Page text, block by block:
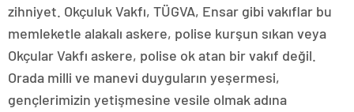
zihniyet. Okçuluk Vakfı, TÜGVA, Ensar gibi vakıflar bu
memleketle alakalı askere, polise kurşun sıkan veya
Okçular Vakfı askere, polise ok atan bir vakıf değil.
Orada milli ve manevi duyguların yeşermesi,
gençlerimizin yetişmesine vesile olmak adına